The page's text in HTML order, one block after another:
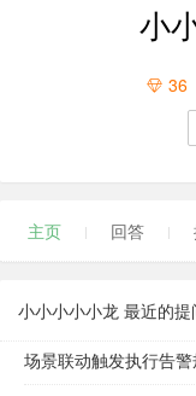
小
36
主页 回答
小小小小小龙 最近的提